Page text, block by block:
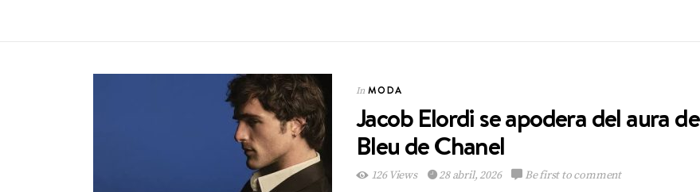
In MODA
Jacob Elordi se apodera del aura de
Bleu de Chanel
126 Views 28 abril, 2026 Be first to comment